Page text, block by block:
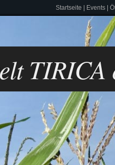
Startseite Events